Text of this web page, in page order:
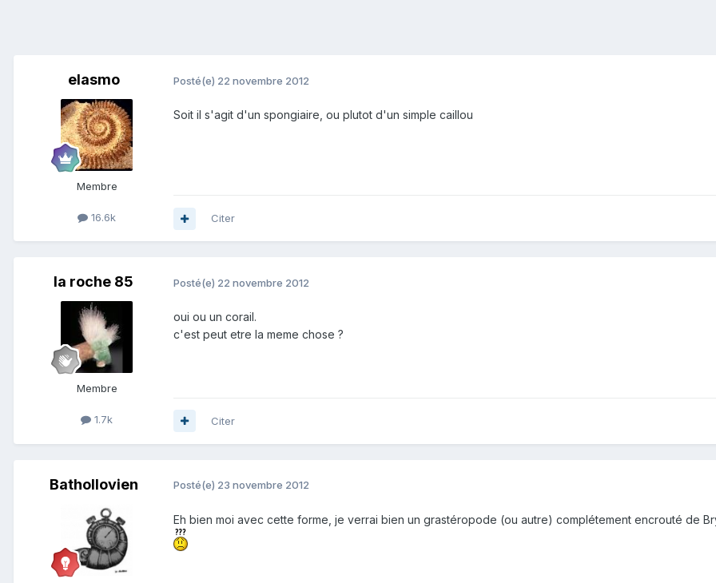
elasmo
Membre
16.6k
Posté(e) 22 novembre 2012
Soit il s'agit d'un spongiaire, ou plutot d'un simple caillou
Citer
la roche 85
Membre
1.7k
Posté(e) 22 novembre 2012
oui ou un corail.
c'est peut etre la meme chose ?
Citer
Bathollovien Posté(e) 23 novembre 2012
Eh bien moi avec cette forme, je verrai bien un grastéropode (ou autre) complétement encrouté de